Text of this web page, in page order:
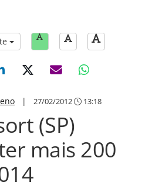
| 27/02/2012 13:18
(SP)
mais 200